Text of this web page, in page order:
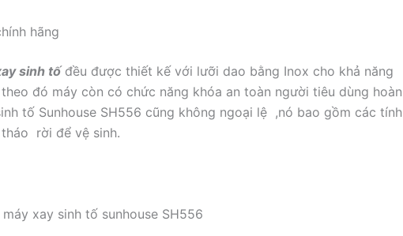
hãng
sinh tốđều được thiết kế với lưỡi dao bằng Inox cho khả năng
đó máy còn có chức năng khóa an toàn người tiêu dùng hoàn
tố Sunhouse SH556 cũng không ngoại lệ ,nó bao gồm các tính
rời để vệ sinh.